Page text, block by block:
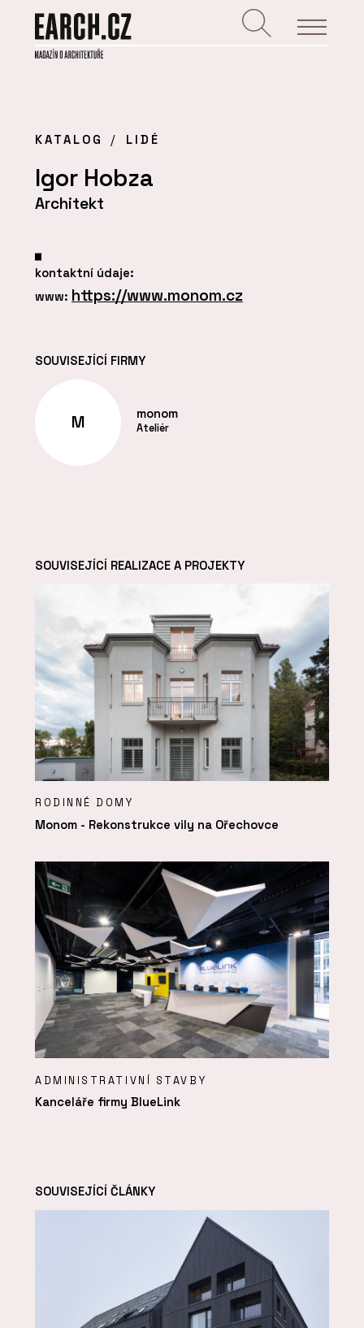
KATALOG LIDÉ
Igor Hobza
Architekt
kontaktní údaje:
www: https://www.monom.cz
SOUVISEJÍCÍ FIRMY
M monom
Ateliér
SOUVISEJÍCÍ REALIZACE A PROJEKTY
RODINNÉ DOMY
Monom - Rekonstrukce vily na Ořechovce
ADMINISTRATIVNÍ STAVBY
Kanceláře firmy BlueLink
SOUVISEJÍCÍ ČLÁNKY